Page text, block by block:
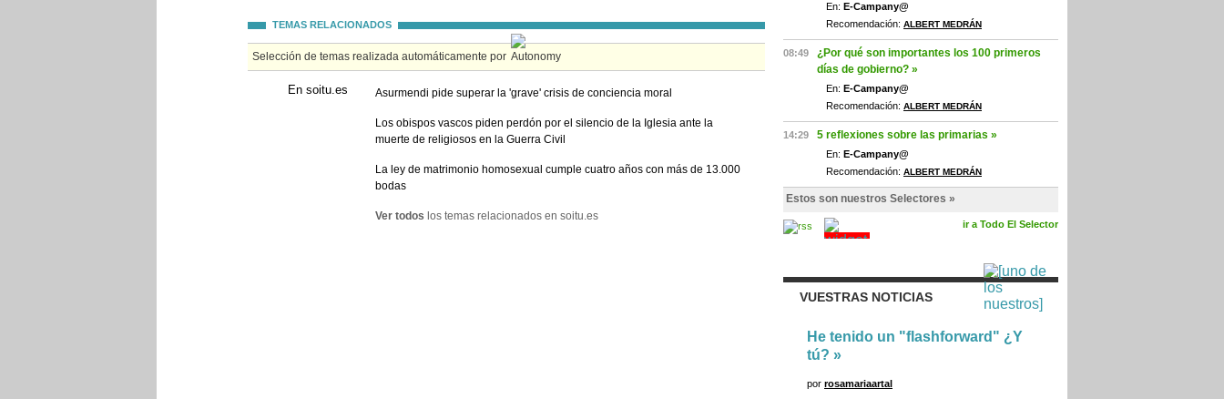
TEMAS RELACIONADOS
Selección de temas realizada automáticamente por
En soitu.es Asurmendi pide superar la 'grave' crisis de conciencia moral
Los obispos vascos piden perdón por el silencio de la Iglesia ante la
muerte de religiosos en la Guerra Civil
La ley de matrimonio homosexual cumple cuatro años con más de 13.000
bodas
Ver todos los temas relacionados en soitu.es
En: E-Campany@
Recomendación: ALBERT MEDRÁN
08:49
¿Por qué son importantes los 100 primeros
días de gobierno? »
En: E-Campany@
Recomendación: ALBERT MEDRÁN
14:29 5 reflexiones sobre las primarias »
En: E-Campany@
Recomendación: ALBERT MEDRÁN
Estos son nuestros Selectores »
ir a Todo El Selector
VUESTRAS NOTICIAS
He tenido un "flashforward" ¿Y
tú? »
por rosamariaartal